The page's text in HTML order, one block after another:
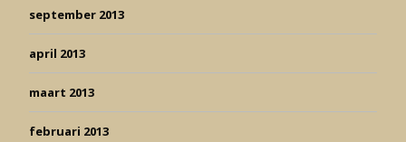
september 2013
april 2013
maart 2013
februari 2013